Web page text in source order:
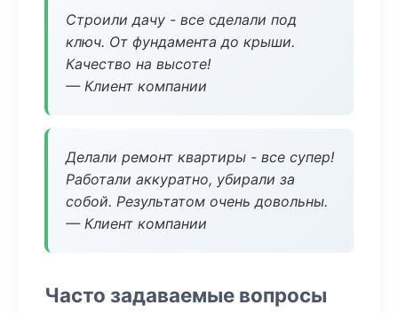
Строили дачу - все сделали под
ключ. От фундамента до крыши.
Качество на высоте!
— Клиент компании
Делали ремонт квартиры - все супер!
Работали аккуратно, убирали за
собой. Результатом очень довольны.
— Клиент компании
Часто задаваемые вопросы